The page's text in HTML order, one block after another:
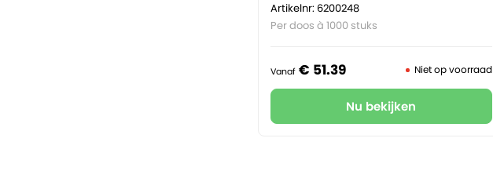
Artikelnr: 6200248
Per doos à 1000 stuks
Vanaf € 51.39 Niet op voorraad
Nu bekijken